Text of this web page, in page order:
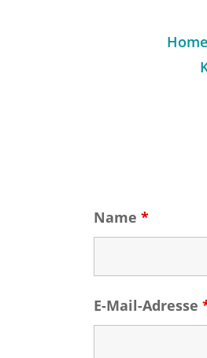
Home
Name *
E-Mail-Adresse